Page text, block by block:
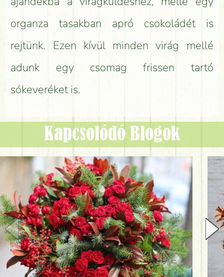
organza tasakban apró csokoládét is
rejtünk. Ezen kívül minden virág mellé
adunk egy csomag frissen tartó
sókeveréket is.
Kapcsolódó Blogok